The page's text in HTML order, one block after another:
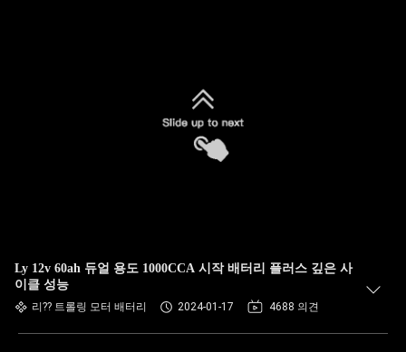
Ly 12v 60ah 듀얼 용도 1000CCA 시작 배터리 플러스 깊은 사
이클 성능
리?? 트롤링 모터 배터리 2024-01-17 4688 의견